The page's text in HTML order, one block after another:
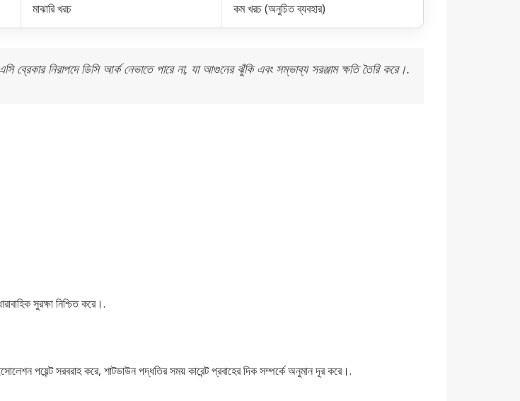
মাঝারি খরচ কম খরচ (অনুচিত ব্যবহার)
নিরাপদে ডিসি আর্ক নেভাতে পারে না, যা আগুনের ঝুঁকি এবং সম্ভাব্য সরঞ্জাম ক্ষতি তৈরি করে।.
সুরক্ষা নিশ্চিত করে।.
পয়েন্ট সরবরাহ করে, শাটডাউন পদ্ধতির সময় কারেন্ট প্রবাহের দিক সম্পর্কে অনুমান দূর করে।.